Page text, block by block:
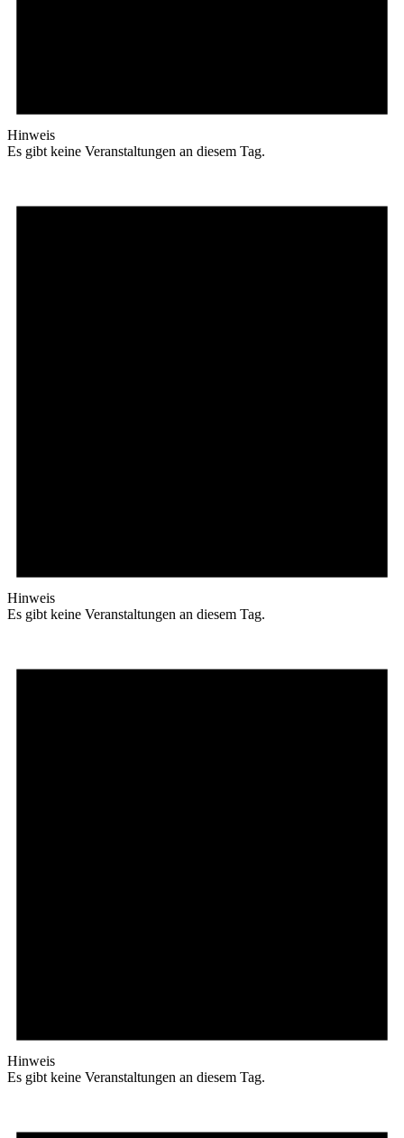
Hinweis
Es gibt keine Veranstaltungen an diesem Tag.
Hinweis
Es gibt keine Veranstaltungen an diesem Tag.
Hinweis
Es gibt keine Veranstaltungen an diesem Tag.